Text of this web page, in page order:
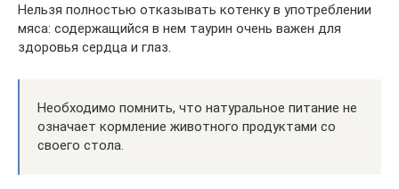
Нельзя полностью отказывать котенку в употреблении
мяса: содержащийся в нем таурин очень важен для
здоровья сердца и глаз.
Необходимо помнить, что натуральное питание не
означает кормление животного продуктами со
своего стола.